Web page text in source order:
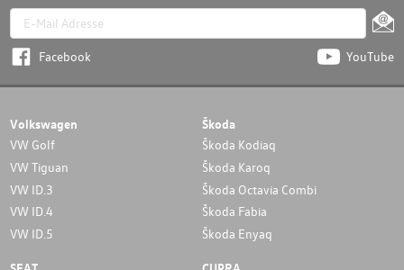
Facebook YouTube
Volkswagen
VW Golf
VW Tiguan
VW ID.3
VW ID.4
VW ID.5
Škoda
Škoda Kodiaq
Škoda Karoq
Škoda Octavia Combi
Škoda Fabia
Škoda Enyaq